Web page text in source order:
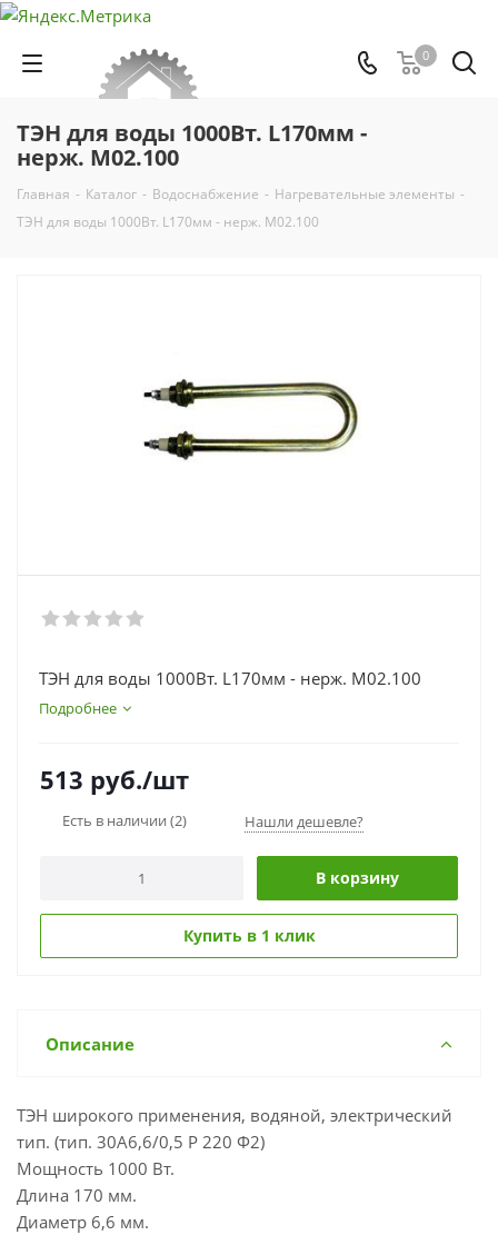
0
ТЭН для воды 1000Вт. L170мм -
нерж. M02.100
Главная - Каталог - Водоснабжение - Нагревательные элементы -
ТЭН для воды 1000Вт. L170мм - нерж. M02.100
ТЭН для воды 1000Вт. L170мм - нерж. M02.100
Подробнее
513 руб./шт
Есть в наличии (2) Нашли дешевле?
В корзину
Купить в 1 клик
Описание
ТЭН широкого применения, водяной, электрический
тип. (тип. 30A6,6/0,5 P 220 Ф2)
Мощность 1000 Вт.
Длина 170 мм.
Диаметр 6,6 мм.